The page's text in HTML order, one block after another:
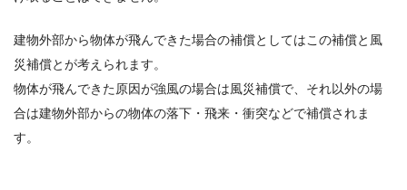
建物外部から物体が飛んできた場合の補償としてはこの補償と風
災補償とが考えられます。
物体が飛んできた原因が強風の場合は風災補償で、それ以外の場
合は建物外部からの物体の落下・飛来・衝突などで補償されま
す。